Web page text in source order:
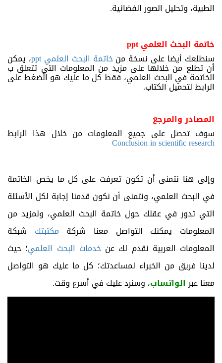
الطبية، وتحليل الصور الفضائية.
خاتمة البحث العلميppt
سنطلعك أيضا على نسخة منخاتمة البحث العلمي tpp، يمكن
أن تطلع من خلالها على مزيد من المعلومات التي تتعلق ب
الخاتمة في البحث العلمي، فقط كل ما عليك هو الضغط على
الرابط لتحميل الكتاب.
المصادر والمرجع
سوف تحصل على جميع المعلومات من خلال هذا الرابط
Conclusion in scientific research
وإلى هنا نتمنى أن تكون تعرفت على كل ما يخص الخاتمة
في البحث العلمي، ونتمنى أن نكون قدمنا إجابة لكل الأسئلة
التي تدور في عقلك حول خاتمة البحث العلمي، ولمزيد من
المعلومات يمكنك التواصل معنا شركة مكتبتك شبكة
المعلومات العربية نقدم لك عنخدمات البحث العلمي؛ حيث
لدينا فريق من الخبراء لمساعدتك؛ كل ما عليك هو التواصل
معنا عبرالواتساب، وسنرد عليك في أسرع وقت.